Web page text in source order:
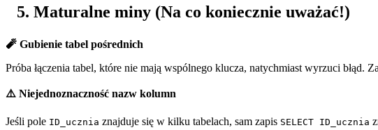
Maturalne miny (Na co koniecznie uważać!)
🧨 Gubienie tabel pośrednich
Próba łączenia tabel, które nie mają wspólnego klucza, natychmiast wyrzuci
⚠️ Niejednoznaczność nazw kolumn
Jeśli pole ID_ucznia znajduje się w kilku tabelach, sam zapis SELECT ID_ucznia